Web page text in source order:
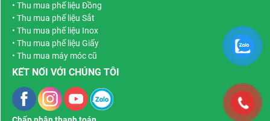
• Thu mua phế liệu Đồng
• Thu mua phế liệu Sắt
• Thu mua phế liệu Inox
• Thu mua phế liệu Giấy
• Thu mua máy móc cũ
KẾT NỐI VỚI CHÚNG TÔI